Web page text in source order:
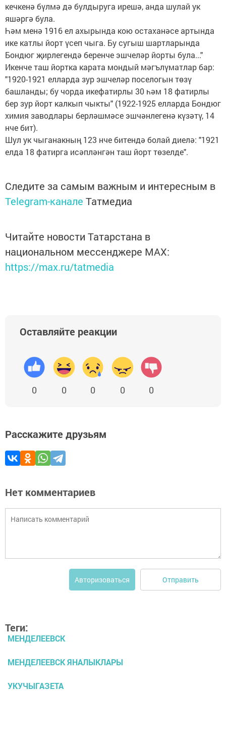
кечкенә бүлмә дә булдыруга ирешә, анда шулай ук
яшәргә була.
Һәм менә 1916 ел ахырында кою остаханәсе артында
ике катлы йорт үсеп чыга. Бу сугыш шартларында
Бондюг җирлегендә беренче эшчеләр йорты була..."
Икенче таш йортка карата мондый мәгълүматлар бар:
"1920-1921 елларда зур эшчеләр поселогын төзү
башланды; бу чорда икефатирлы 30 һәм 18 фатирлы
бер зур йорт калкып чыкты" (1922-1925 елларда Бондюг
химия заводлары берләшмәсе эшчәнлегенә күзәтү, 14
нче бит).
Шул ук чыганакның 123 нче битендә болай диелә: "1921
елда 18 фатирга исәпләнгән таш йорт төзелде".
Следите за самым важным и интересным в
Telegram-канале Татмедиа
Читайте новости Татарстана в
национальном мессенджере MАХ:
https://max.ru/tatmedia
Оставляйте реакции
0 0 0 0 0
Расскажите друзьям
Нет комментариев
Авторизоваться Отправить
Теги:
МЕНДЕЛЕЕВСК
МЕНДЕЛЕЕВСК ЯНАЛЫКЛАРЫ
УКУЧЫГАЗЕТА